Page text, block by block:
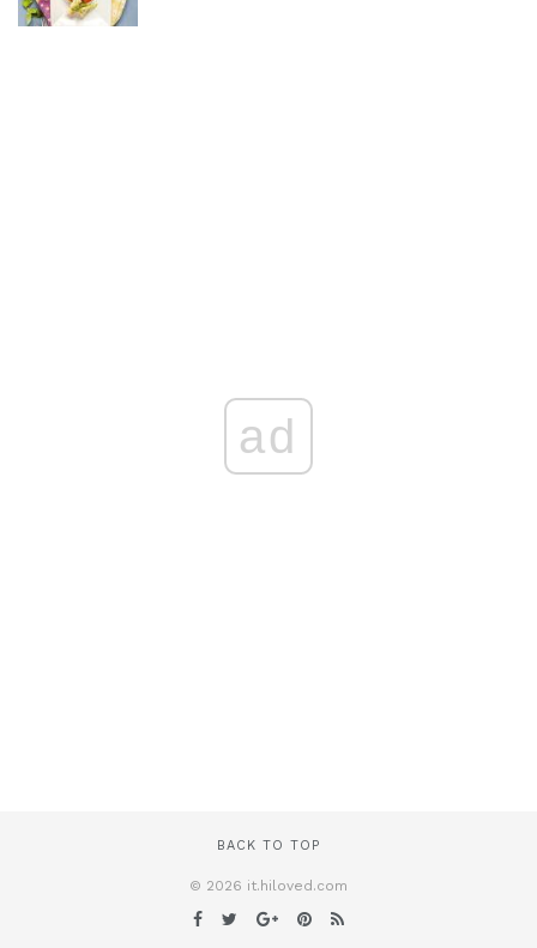
ad
BACK TO TOP
© 2026 it.hiloved.com